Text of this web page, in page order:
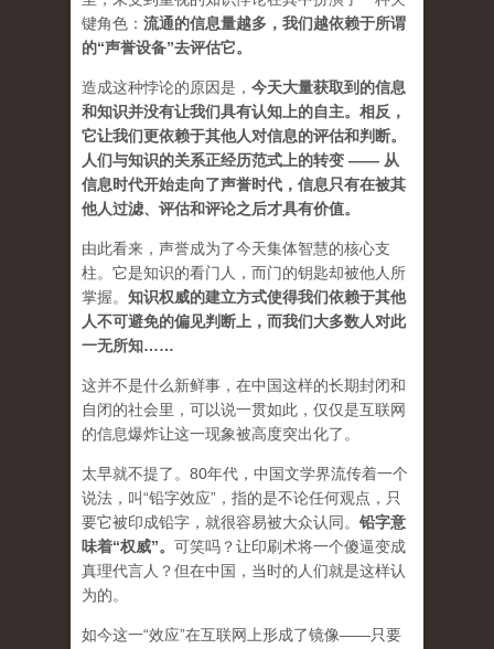
键角色： 流通的信息量越多，我们越依赖于所谓
的“声誉设备”去评估它。
造成这种悖论的原因是， 今天大量获取到的信息
和知识并没有让我们具有认知上的自主。相反，
它让我们更依赖于其他人对信息的评估和判断。
人们与知识的关系正经历范式上的转变 —— 从
信息时代开始走向了声誉时代，信息只有在被其
他人过滤、评估和评论之后才具有价值。
由此看来，声誉成为了今天集体智慧的核心支
柱。它是知识的看门人，而门的钥匙却被他人所
掌握。 知识权威的建立方式使得我们依赖于其他
人不可避免的偏见判断上，而我们大多数人对此
一无所知……
这并不是什么新鲜事，在中国这样的长期封闭和
自闭的社会里，可以说一贯如此，仅仅是互联网
的信息爆炸让这一现象被高度突出化了。
太早就不提了。80年代，中国文学界流传着一个
说法，叫“铅字效应”，指的是不论任何观点，只
要它被印成铅字，就很容易被大众认同。 铅字意
味着“权威”。 可笑吗？让印刷术将一个傻逼变成
真理代言人？但在中国，当时的人们就是这样认
为的。
如今这一“效应”在互联网上形成了镜像——只要